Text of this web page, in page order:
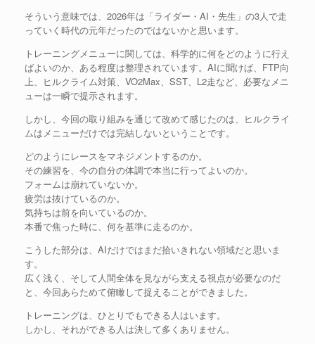
そういう意味では、2026年は「ライダー・AI・先生」の3人で走
っていく時代の元年だったのではないかと思います。
トレーニングメニューに関しては、科学的に何をどのように行え
ばよいのか、ある程度は整理されています。AIに聞けば、FTP向
上、ヒルクライム対策、VO2Max、SST、L2走など、必要なメニ
ューは一瞬で提示されます。
しかし、今回の取り組みを通じて改めて感じたのは、ヒルクライ
ムはメニューだけでは完結しないということです。
どのようにレースをマネジメントするのか。
その練習を、今の自分の体調で本当に行ってよいのか。
フォームは崩れていないか。
疲労は抜けているのか。
気持ちは前を向いているのか。
本番で焦った時に、何を基準に走るのか。
こうした部分は、AIだけではまだ拾いきれない領域だと思いま
す。
広く浅く、そして人間全体を見ながら支える視点が必要なのだ
と、今回あらためて俯瞰して捉えることができました。
トレーニングは、ひとりでもできる人はいます。
しかし、それができる人は決して多くありません。